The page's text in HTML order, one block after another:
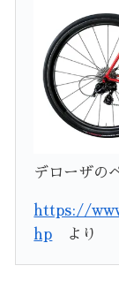
デローザの
https://
hp より